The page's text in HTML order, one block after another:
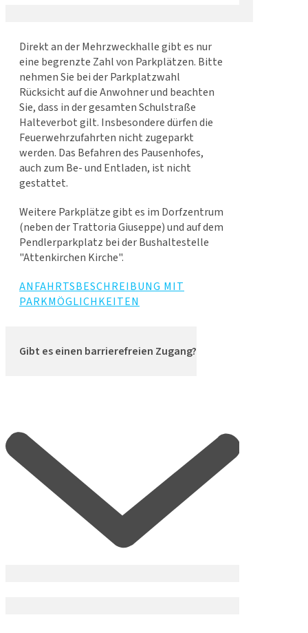
Direkt an der Mehrzweckhalle gibt es nur
eine begrenzte Zahl von Parkplätzen. Bitte
nehmen Sie bei der Parkplatzwahl
Rücksicht auf die Anwohner und beachten
Sie, dass in der gesamten Schulstraße
Halteverbot gilt. Insbesondere dürfen die
Feuerwehrzufahrten nicht zugeparkt
werden. Das Befahren des Pausenhofes,
auch zum Be- und Entladen, ist nicht
gestattet.
Weitere Parkplätze gibt es im Dorfzentrum
(neben der Trattoria Giuseppe) und auf dem
Pendlerparkplatz bei der Bushaltestelle
"Attenkirchen Kirche".
ANFAHRTSBESCHREIBUNG MIT
PARKMÖGLICHKEITEN
Gibt es einen barrierefreien Zugang?